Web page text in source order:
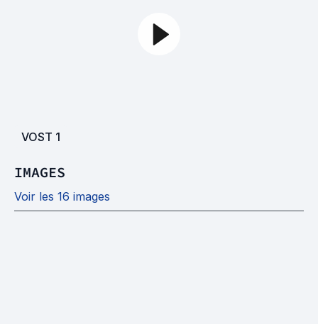
VOST 1
IMAGES
Voir les 16 images